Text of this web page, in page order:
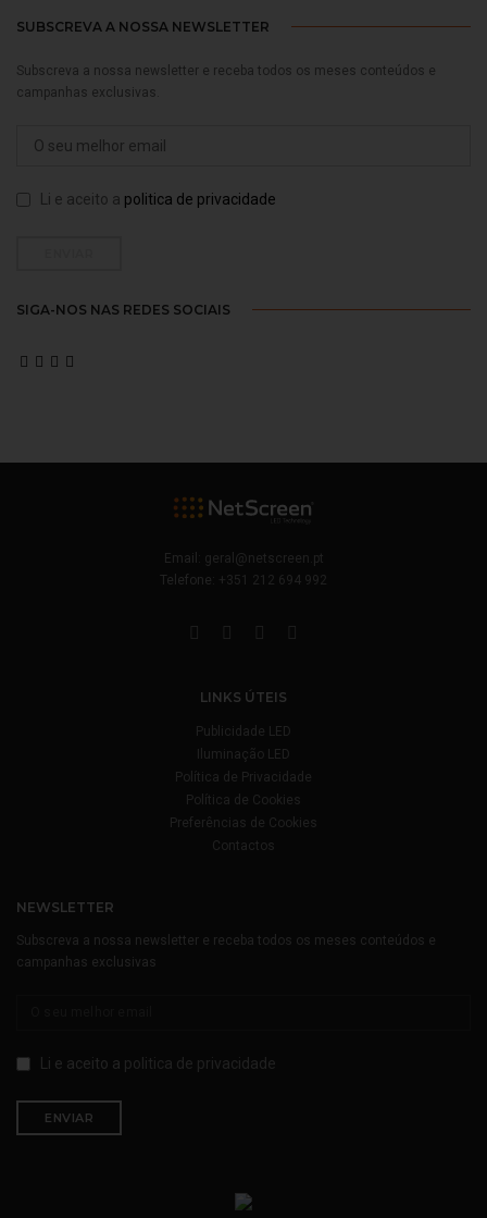
SUBSCREVA A NOSSA NEWSLETTER
Subscreva a nossa newsletter e receba todos os meses conteúdos e
campanhas exclusivas.
Li e aceito a politica de privacidade
SIGA-NOS NAS REDES SOCIAIS
Email:
geral@netscreen.pt
Telefone:
+351 212 694 992
LINKS ÚTEIS
Publicidade LED
Iluminação LED
Política de Privacidade
Política de Cookies
Preferências de Cookies
Contactos
NEWSLETTER
Subscreva a nossa newsletter e receba todos os meses conteúdos e
campanhas exclusivas
Li e aceito a politica de privacidade